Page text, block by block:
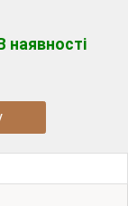
В наявності